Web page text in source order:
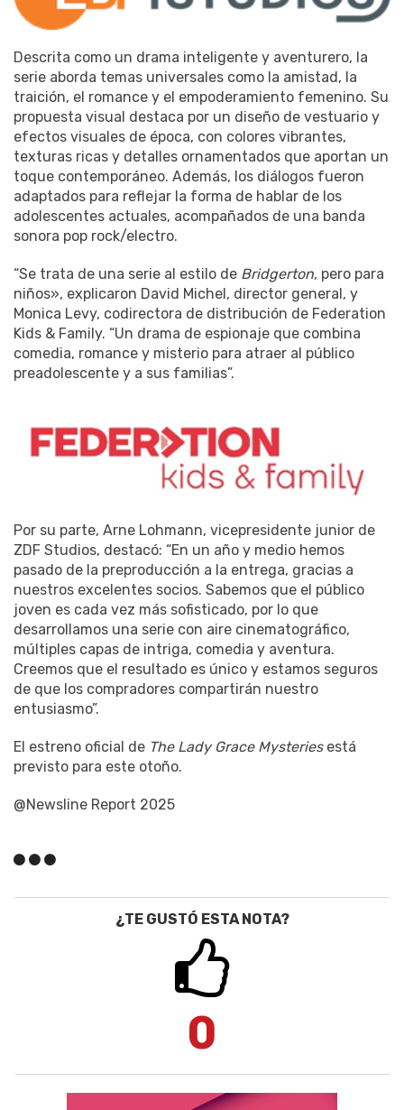
Descrita como un drama inteligente y aventurero, la
serie aborda temas universales como la amistad, la
traición, el romance y el empoderamiento femenino. Su
propuesta visual destaca por un diseño de vestuario y
efectos visuales de época, con colores vibrantes,
texturas ricas y detalles ornamentados que aportan un
toque contemporáneo. Además, los diálogos fueron
adaptados para reflejar la forma de hablar de los
adolescentes actuales, acompañados de una banda
sonora pop rock/electro.
“Se trata de una serie al estilo de Bridgerton, pero para
niños», explicaron David Michel, director general, y
Monica Levy, codirectora de distribución de Federation
Kids & Family. “Un drama de espionaje que combina
comedia, romance y misterio para atraer al público
preadolescente y a sus familias”.
Por su parte, Arne Lohmann, vicepresidente junior de
ZDF Studios, destacó: “En un año y medio hemos
pasado de la preproducción a la entrega, gracias a
nuestros excelentes socios. Sabemos que el público
joven es cada vez más sofisticado, por lo que
desarrollamos una serie con aire cinematográfico,
múltiples capas de intriga, comedia y aventura.
Creemos que el resultado es único y estamos seguros
de que los compradores compartirán nuestro
entusiasmo”.
El estreno oficial de The Lady Grace Mysteriesestá
previsto para este otoño.
@Newsline Report 2025
¿TE GUSTÓ ESTA NOTA?
0